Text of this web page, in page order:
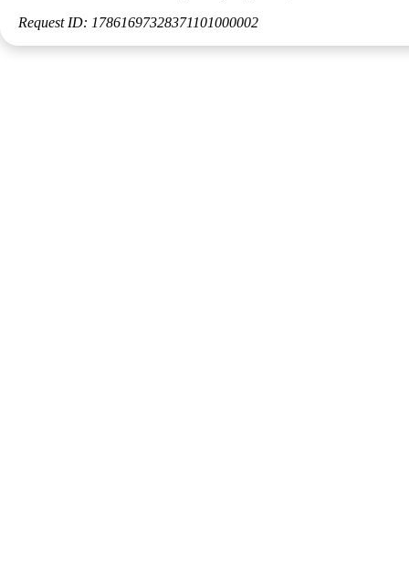
Request ID: 17861697328371101000002